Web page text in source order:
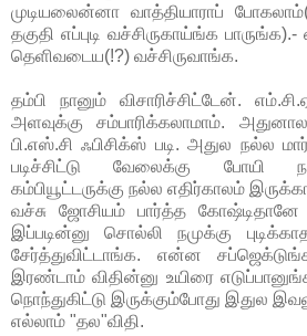
முடியலைன்னா வாத்தியாராப்
தகுதி எப்புடி வச்சிருகாய்ங்க
தெளிவடைய(!?) வச்சிருவாங்க.
தம்பி நானும் விசாரிச்சிட்டேன்.
அளவுக்கு சம்பாரிக்கலாமாம்.
பி.எஸ்.சி ஃபிசிக்ஸ் படி. அதுல நல்ல
படிச்சிட்டு வேலைக்கு போயி
கம்பியூட்டருக்கு நல்ல எதிர்காலம்
வச்சு ஜோசியம் பார்த்த
இப்படின்னு சொல்லி நமுக்கு
சேர்த்துவிட்டாங்க. என்ன
இரண்டாம் விதின்னு உயிரை
நொந்துகிட்டு இருக்கும்போது இதுல
எல்லாம் "தல"விதி.